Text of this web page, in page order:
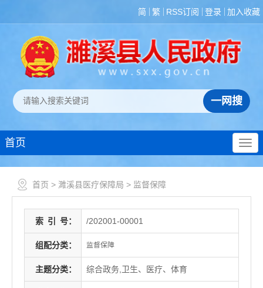
简 繁 RSS订阅 登录 加入收藏
首页
首页 > 濉溪县医疗保障局 > 监督保障
索 引 号： /202001-00001
组配分类： 监督保障
主题分类： 综合政务,卫生、医疗、体育